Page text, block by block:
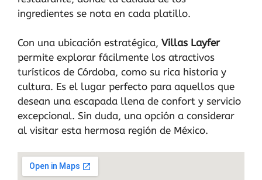
ingredientes se nota en cada platillo.
Con una ubicación estratégica, Villas Layfer
permite explorar fácilmente los atractivos
turísticos de Córdoba, como su rica historia y
cultura. Es el lugar perfecto para aquellos que
desean una escapada llena de confort y servicio
excepcional. Sin duda, una opción a considerar
al visitar esta hermosa región de México.